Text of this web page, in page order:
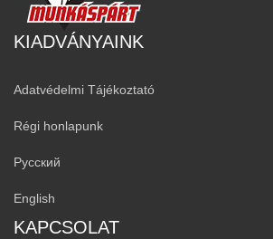
KIADVÁNYAINK
Adatvédelmi Tájékoztató
Régi honlapunk
Русский
English
KAPCSOLAT